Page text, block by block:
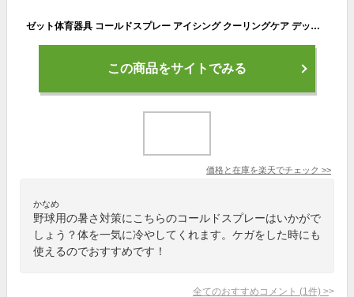
ゼット体育器具 コールドスプレー アイシング クーリングケア デッドボール 打ち身 捻挫 熱中症対策 クールダウン 野球 スポーツ専用タイプ 300ml ZFD1504
この商品をサイトでみる
価格と在庫を楽天でチェック >>
かなめ
野球用の暑さ対策にこちらのコールドスプレーはいかがで
しょう？体を一気に冷やしてくれます。ケガをした時にも
使えるのでおすすめです！
全てのおすすめコメント (1 件) >